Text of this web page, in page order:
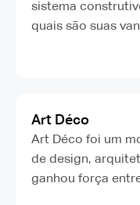
sistema
quais são suas
Art Déco
Art Déco foi um
de design,
ganhou força